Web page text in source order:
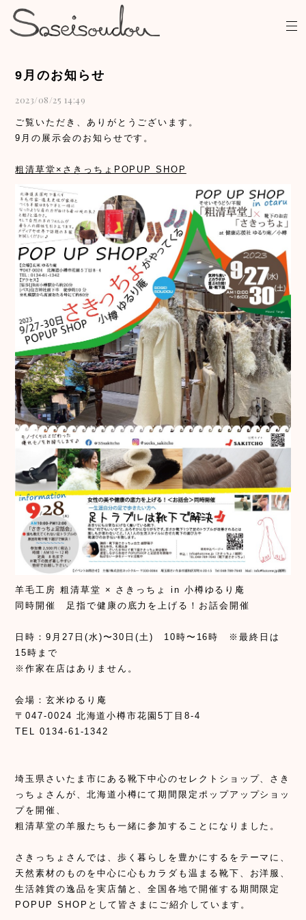
9月のお知らせ
2023/08/25 14:49
ご覧いただき、ありがとうございます。
9月の展示会のお知らせです。
粗清草堂×さきっちょPOPUP SHOP
羊毛工房 粗清草堂 × さきっちょ in 小樽ゆるり庵
同時開催 足指で健康の底力を上げる！お話会開催
日時：9月27日(水)〜30日(土) 10時〜16時 ※最終日は
15時まで
※作家在店はありません。
会場：玄米ゆるり庵
〒047-0024 北海道小樽市花園5丁目8-4
TEL 0134-61-1342
埼玉県さいたま市にある靴下中心のセレクトショップ、さき
っちょさんが、北海道小樽にて期間限定ポップアップショッ
プを開催、
粗清草堂の羊服たちも一緒に参加することになりました。
さきっちょさんでは、歩く暮らしを豊かにするをテーマに、
天然素材のものを中心に心もカラダも温まる靴下、お洋服、
生活雑貨の逸品を実店舗と、全国各地で開催する期間限定
POPUP SHOPとして皆さまにご紹介しています。